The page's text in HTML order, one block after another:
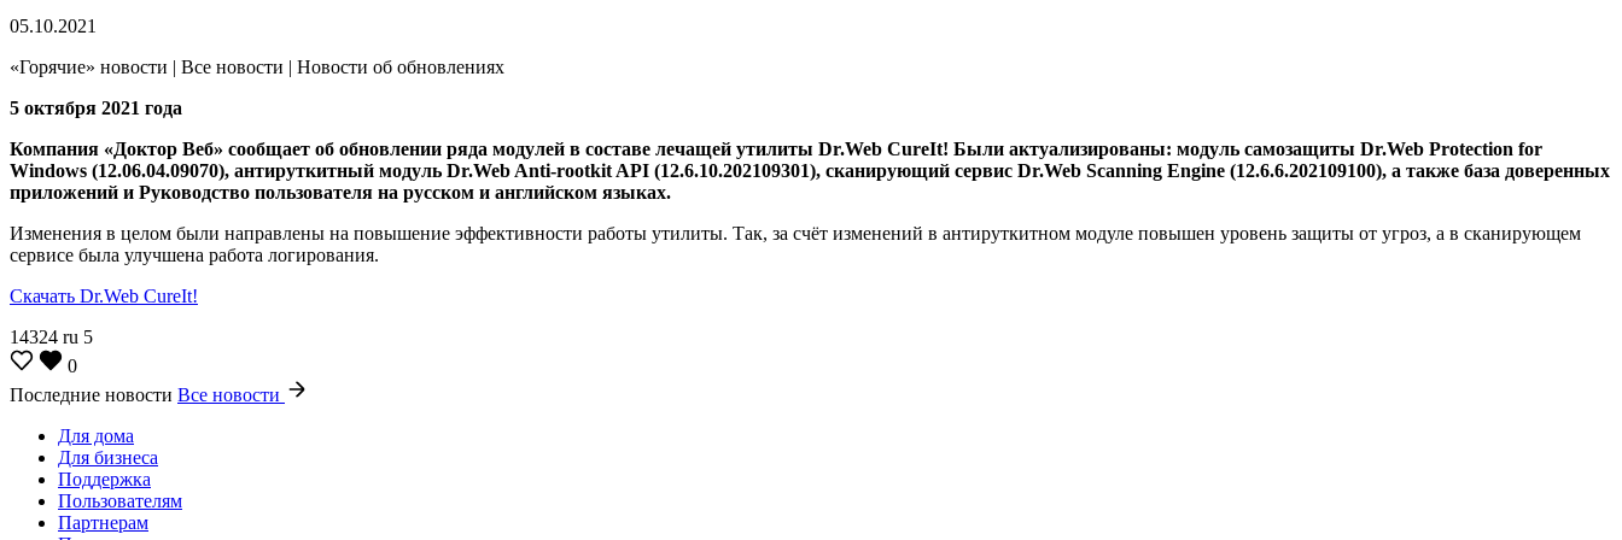
05.10.2021
«Горячие» новости | Все новости | Новости об обновлениях
5 октября 2021 года
Компания «Доктор Веб» сообщает об обновлении ряда модулей в составе лечащей утилиты Dr.Web CureIt! Были актуализированы: модуль самозащиты Dr.Web Protection for
Windows (12.06.04.09070), антируткитный модуль Dr.Web Anti-rootkit API (12.6.10.202109301), сканирующий сервис Dr.Web Scanning Engine (12.6.6.202109100), а также база доверенных
приложений и Руководство пользователя на русском и английском языках.
Изменения в целом были направлены на повышение эффективности работы утилиты. Так, за счёт изменений в антируткитном модуле повышен уровень защиты от угроз, а в сканирующем
сервисе была улучшена работа логирования.
Скачать Dr.Web CureIt!
14324 ru 5
0
Последние новости Все новости
Для дома
Для бизнеса
Поддержка
Пользователям
Партнерам